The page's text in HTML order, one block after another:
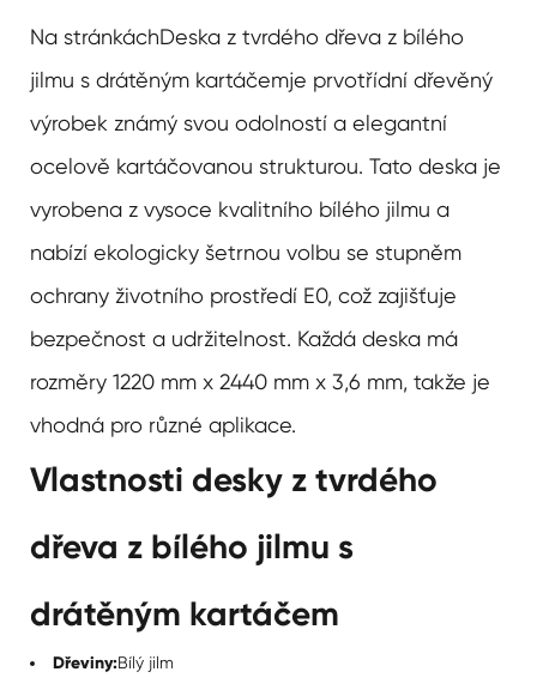
Na stránkáchDeska z tvrdého dřeva z bílého
jilmu s drátěným kartáčemje prvotřídní dřevěný
výrobek známý svou odolností a elegantní
ocelově kartáčovanou strukturou. Tato deska je
vyrobena z vysoce kvalitního bílého jilmu a
nabízí ekologicky šetrnou volbu se stupněm
ochrany životního prostředí E0, což zajišťuje
bezpečnost a udržitelnost. Každá deska má
rozměry 1220 mm x 2440 mm x 3,6 mm, takže je
vhodná pro různé aplikace.
Vlastnosti desky z tvrdého
dřeva z bílého jilmu s
drátěným kartáčem
Dřeviny:Bílý jilm